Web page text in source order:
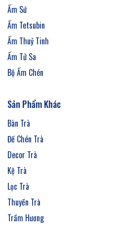
Ấm Sứ
Ấm Tetsubin
Ấm Thuỷ Tinh
Ấm Tử Sa
Bộ Ấm Chén
Sản Phẩm Khác
Bàn Trà
Đế Chén Trà
Decor Trà
Kệ Trà
Lọc Trà
Thuyền Trà
Trầm Hương